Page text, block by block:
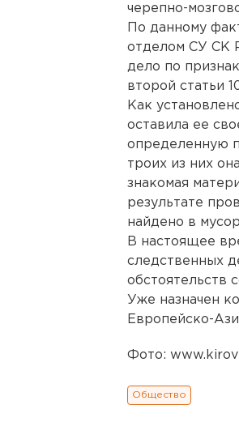
черепно-
По данному
отделом СУ СК
дело по
второй статьи
Как
оставила ее
определенную
троих из них
знакомая
результате
найдено в
В настоящее
следственных
обстоятельств
Уже назначен
Европейско-
Фото:
Общество